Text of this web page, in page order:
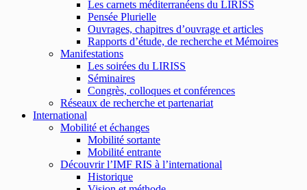
Les carnets méditerranéens du LIRISS
Pensée Plurielle
Ouvrages, chapitres d’ouvrage et articles
Rapports d’étude, de recherche et Mémoires
Manifestations
Les soirées du LIRISS
Séminaires
Congrès, colloques et conférences
Réseaux de recherche et partenariat
International
Mobilité et échanges
Mobilité sortante
Mobilité entrante
Découvrir l’IMF RIS à l’international
Historique